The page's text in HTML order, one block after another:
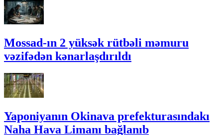
Mossad-ın 2 yüksək rütbəli məmuru
vəzifədən kənarlaşdırıldı
Yaponiyanın Okinava prefekturasındakı
Naha Hava Limanı bağlanıb